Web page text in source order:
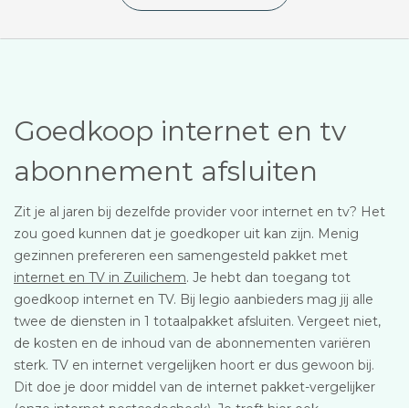
Goedkoop internet en tv
abonnement afsluiten
Zit je al jaren bij dezelfde provider voor internet en tv? Het
zou goed kunnen dat je goedkoper uit kan zijn. Menig
gezinnen prefereren een samengesteld pakket met
internet en TV in Zuilichem. Je hebt dan toegang tot
goedkoop internet en TV. Bij legio aanbieders mag jij alle
twee de diensten in 1 totaalpakket afsluiten. Vergeet niet,
de kosten en de inhoud van de abonnementen variëren
sterk. TV en internet vergelijken hoort er dus gewoon bij.
Dit doe je door middel van de internet pakket-vergelijker